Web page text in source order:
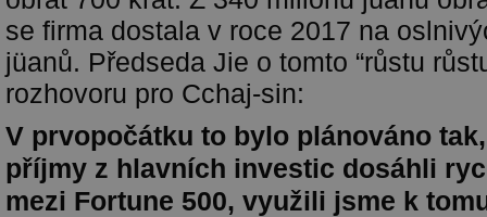
se firma dostala v roce 2017 na
jüanů. Předseda Jie o tomto “růstu
rozhovoru pro Cchaj-sin:
V prvopočátku to bylo plánováno
příjmy z hlavních investic dosáhli
mezi Fortune 500, využili jsme k